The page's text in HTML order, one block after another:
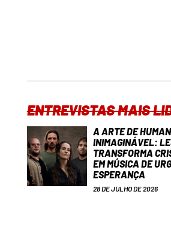
ENTREVISTAS MAIS
A ARTE DE
INIMAGINÁVEL:
TRANSFORMA
EM MÚSICA DE
ESPERANÇA
28 DE JULHO DE 2026